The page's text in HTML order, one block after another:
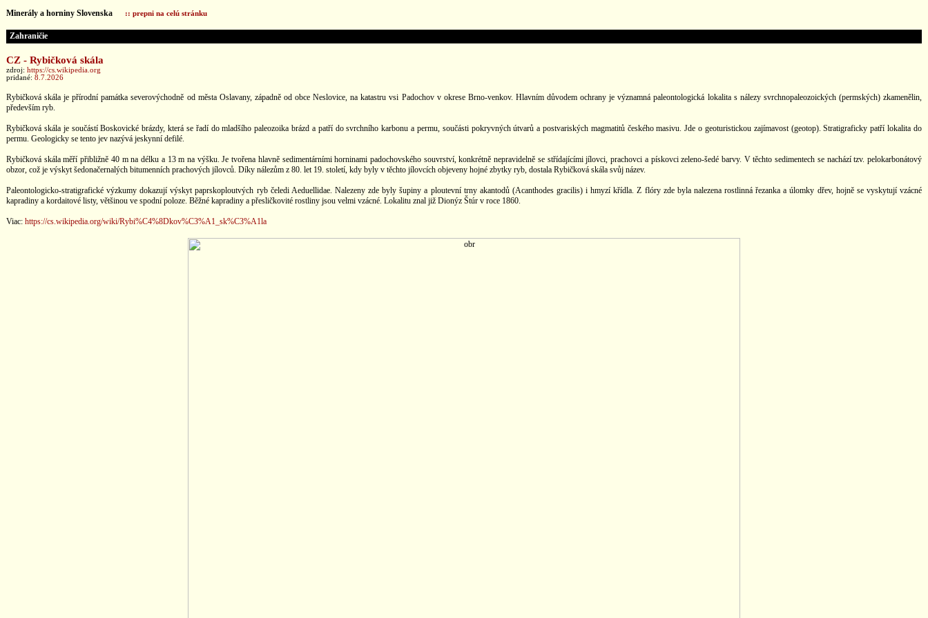
Minerály a horniny Slovenska :: prepni na celú stránku
Zahraničie
CZ - Rybičková skála
zdroj: https://cs.wikipedia.org
pridané: 8.7.2026
Rybičková skála je přírodní památka severovýchodně od města Oslavany, západně od obce Neslovice, na katastru vsi Padochov v okrese Brno-venkov. Hlavním důvodem ochrany je významná paleontologická lokalita s nálezy svrchnopaleozoických (permských) zkamenělin,
především ryb.
Rybičková skála je součástí Boskovické brázdy, která se řadí do mladšího paleozoika brázd a patří do svrchního karbonu a permu, součásti pokryvných útvarů a postvariských magmatitů českého masivu. Jde o geoturistickou zajímavost (geotop). Stratigraficky patří lokalita do
permu. Geologicky se tento jev nazývá jeskynní defilé.
Rybičková skála měří přibližně 40 m na délku a 13 m na výšku. Je tvořena hlavně sedimentárními horninami padochovského souvrství, konkrétně nepravidelně se střídajícími jílovci, prachovci a pískovci zeleno-šedé barvy. V těchto sedimentech se nachází tzv. pelokarbonátový
obzor, což je výskyt šedonačernalých bitumenních prachových jílovců. Díky nálezům z 80. let 19. století, kdy byly v těchto jílovcích objeveny hojné zbytky ryb, dostala Rybičková skála svůj název.
Paleontologicko-stratigrafické výzkumy dokazují výskyt paprskoploutvých ryb čeledi Aeduellidae. Nalezeny zde byly šupiny a ploutevní trny akantodů (Acanthodes gracilis) i hmyzí křídla. Z flóry zde byla nalezena rostlinná řezanka a úlomky dřev, hojně se vyskytují vzácné
kapradiny a kordaitové listy, většinou ve spodní poloze. Běžné kapradiny a přesličkovité rostliny jsou velmi vzácné. Lokalitu znal již Dionýz Štúr v roce 1860.
Viac: https://cs.wikipedia.org/wiki/Rybi%C4%8Dkov%C3%A1_sk%C3%A1la